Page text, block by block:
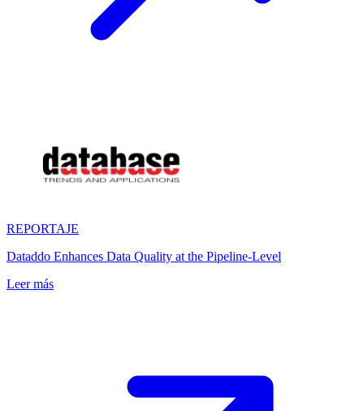
REPORTAJE
Dataddo Enhances Data Quality at the Pipeline-Level
Leer más